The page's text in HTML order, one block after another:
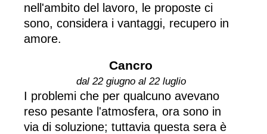
nell'ambito del lavoro, le proposte ci
sono, considera i vantaggi, recupero in
amore.
Cancro
dal 22 giugno al 22 luglio
I problemi che per qualcuno avevano
reso pesante l'atmosfera, ora sono in
via di soluzione; tuttavia questa sera è